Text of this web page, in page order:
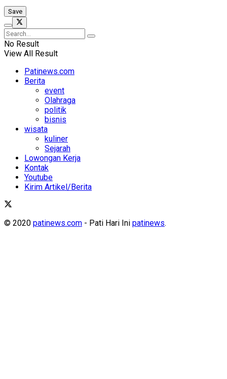
No Result
View All Result
Patinews.com
Berita
event
Olahraga
politik
bisnis
wisata
kuliner
Sejarah
Lowongan Kerja
Kontak
Youtube
Kirim Artikel/Berita
© 2020 patinews.com - Pati Hari Ini patinews.